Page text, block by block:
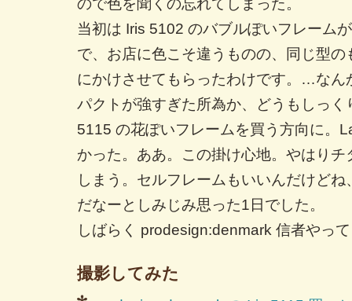
当初は Iris 5102 のバブルぽいフレーム
で、お店に色こそ違うものの、同じ型
にかけさせてもらったわけです。…なん
パクトが強すぎた所為か、どうもしっく
5115 の花ぽいフレームを買う方向に。
かった。ああ。この掛け心地。やはり
しまう。セルフレームもいいんだけど
だなーとしみじみ思った1日でした。
しばらく prodesign:denmark 信者やっ
撮影してみた